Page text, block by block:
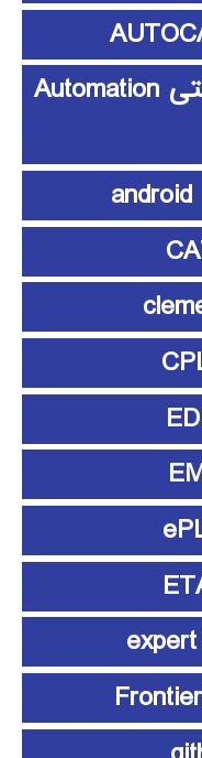
آموزش اتوماسیون صنعتی Automation